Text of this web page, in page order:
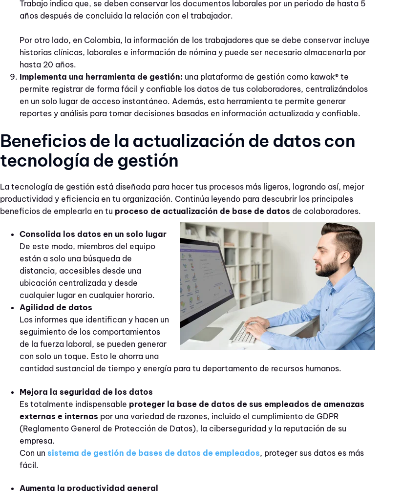
Trabajo indica que, se deben conservar los documentos laborales por un periodo de hasta 5
años después de concluida la relación con el trabajador.
Por otro lado, en Colombia, la información de los trabajadores que se debe conservar incluye
historias clínicas, laborales e información de nómina y puede ser necesario almacenarla por
hasta 20 años.
Implementa una herramienta de gestión: una plataforma de gestión como kawak® te
permite registrar de forma fácil y confiable los datos de tus colaboradores, centralizándolos
en un solo lugar de acceso instantáneo. Además, esta herramienta te permite generar
reportes y análisis para tomar decisiones basadas en información actualizada y confiable.
Beneficios de la actualización de datos con
tecnología de gestión
La tecnología de gestión está diseñada para hacer tus procesos más ligeros, logrando así, mejor
productividad y eficiencia en tu organización. Continúa leyendo para descubrir los principales
beneficios de emplearla en tu proceso de actualización de base de datos de colaboradores.
Consolida los datos en un solo lugar
De este modo, miembros del equipo
están a solo una búsqueda de
distancia, accesibles desde una
ubicación centralizada y desde
cualquier lugar en cualquier horario.
Agilidad de datos
Los informes que identifican y hacen un
seguimiento de los comportamientos
de la fuerza laboral, se pueden generar
con solo un toque. Esto le ahorra una
cantidad sustancial de tiempo y energía para tu departamento de recursos humanos.
Mejora la seguridad de los datos
Es totalmente indispensable proteger la base de datos de sus empleados de amenazas
externas e internas por una variedad de razones, incluido el cumplimiento de GDPR
(Reglamento General de Protección de Datos), la ciberseguridad y la reputación de su
empresa.
Con un sistema de gestión de bases de datos de empleados, proteger sus datos es más
fácil.
Aumenta la productividad general